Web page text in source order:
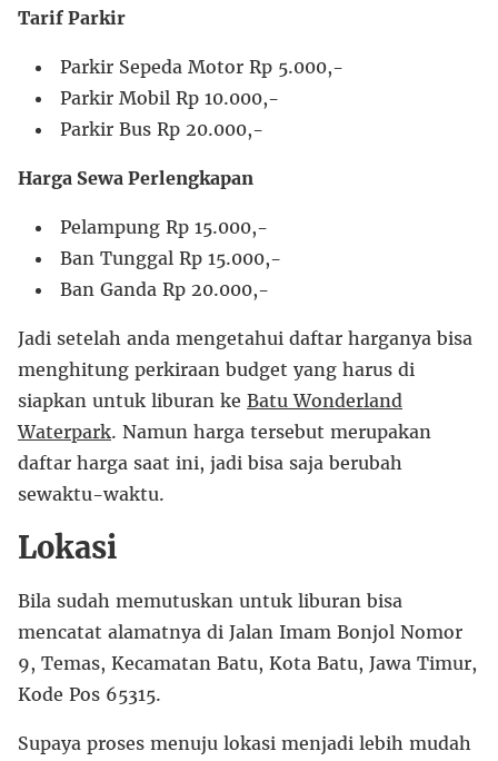
Tarif Parkir
Parkir Sepeda Motor Rp 5.000,-
Parkir Mobil Rp 10.000,-
Parkir Bus Rp 20.000,-
Harga Sewa Perlengkapan
Pelampung Rp 15.000,-
Ban Tunggal Rp 15.000,-
Ban Ganda Rp 20.000,-
Jadi setelah anda mengetahui daftar harganya bisa
menghitung perkiraan budget yang harus di
siapkan untuk liburan ke Batu Wonderland
Waterpark. Namun harga tersebut merupakan
daftar harga saat ini, jadi bisa saja berubah
sewaktu-waktu.
Lokasi
Bila sudah memutuskan untuk liburan bisa
mencatat alamatnya di Jalan Imam Bonjol Nomor
9, Temas, Kecamatan Batu, Kota Batu, Jawa Timur,
Kode Pos 65315.
Supaya proses menuju lokasi menjadi lebih mudah